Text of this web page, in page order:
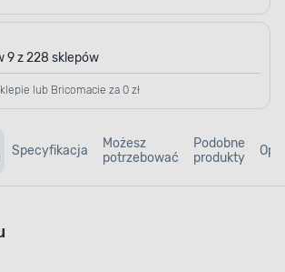
9 z 228 sklepów
lub Bricomacie za 0 zł
Specyfikacja
Możesz
potrzebować
Podobne
produkty